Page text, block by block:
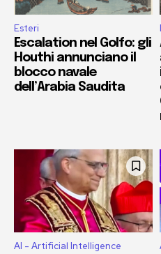
Esteri
Escalation nel Golfo: gli
Houthi annunciano il
blocco navale
dell’Arabia Saudita
AI - Artificial Intelligence